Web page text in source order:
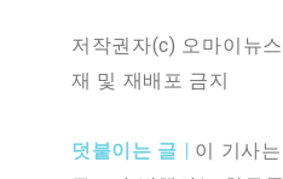
저작권자(c) 오마이뉴
재 및 재배포 금지
덧붙이는 글 | 이 기사